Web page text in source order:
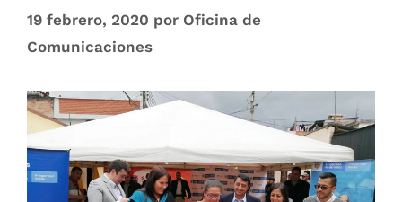
19 febrero, 2020 por Oficina de
Comunicaciones